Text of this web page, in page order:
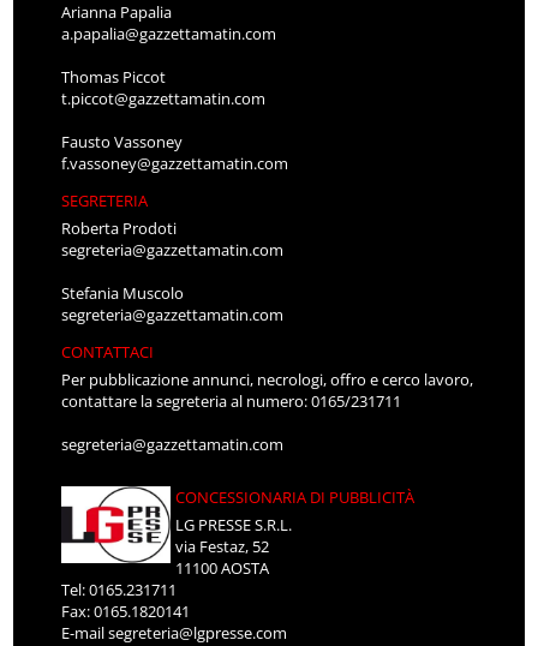
Arianna Papalia
a.papalia@gazzettamatin.com
Thomas Piccot
t.piccot@gazzettamatin.com
Fausto Vassoney
f.vassoney@gazzettamatin.com
SEGRETERIA
Roberta Prodoti
segreteria@gazzettamatin.com
Stefania Muscolo
segreteria@gazzettamatin.com
CONTATTACI
Per pubblicazione annunci, necrologi, offro e cerco lavoro,
contattare la segreteria al numero: 0165/231711
segreteria@gazzettamatin.com
CONCESSIONARIA DI PUBBLICITÀ
LG PRESSE S.R.L.
via Festaz, 52
11100 AOSTA
Tel: 0165.231711
Fax: 0165.1820141
E-mailsegreteria@lgpresse.com